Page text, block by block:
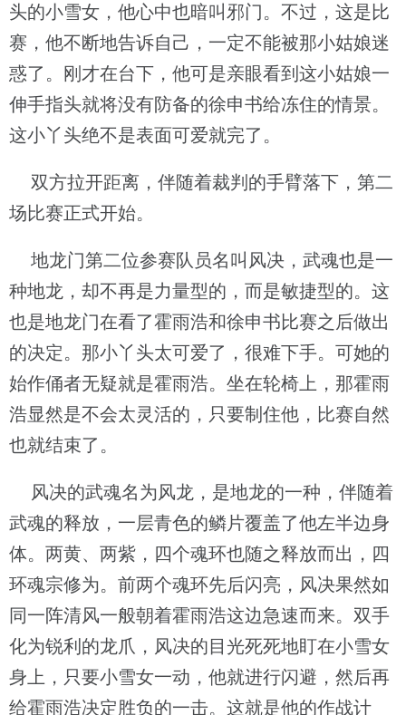
头的小雪女，他心中也暗叫邪门。不过，这是比
赛，他不断地告诉自己，一定不能被那小姑娘迷
惑了。刚才在台下，他可是亲眼看到这小姑娘一
伸手指头就将没有防备的徐申书给冻住的情景。
这小丫头绝不是表面可爱就完了。
双方拉开距离，伴随着裁判的手臂落下，第二
场比赛正式开始。
地龙门第二位参赛队员名叫风决，武魂也是一
种地龙，却不再是力量型的，而是敏捷型的。这
也是地龙门在看了霍雨浩和徐申书比赛之后做出
的决定。那小丫头太可爱了，很难下手。可她的
始作俑者无疑就是霍雨浩。坐在轮椅上，那霍雨
浩显然是不会太灵活的，只要制住他，比赛自然
也就结束了。
风决的武魂名为风龙，是地龙的一种，伴随着
武魂的释放，一层青色的鳞片覆盖了他左半边身
体。两黄、两紫，四个魂环也随之释放而出，四
环魂宗修为。前两个魂环先后闪亮，风决果然如
同一阵清风一般朝着霍雨浩这边急速而来。双手
化为锐利的龙爪，风决的目光死死地盯在小雪女
身上，只要小雪女一动，他就进行闪避，然后再
给霍雨浩决定胜负的一击。这就是他的作战计